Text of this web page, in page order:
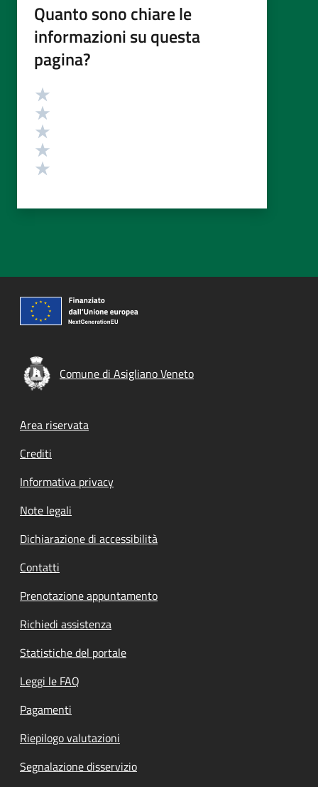
Quanto sono chiare le
informazioni su questa
pagina?
Valutazione
Comune di Asigliano Veneto
Footer menu
Area riservata
Crediti
Informativa privacy
Note legali
Dichiarazione di accessibilità
Contatti
Prenotazione appuntamento
Richiedi assistenza
Statistiche del portale
Leggi le FAQ
Pagamenti
Riepilogo valutazioni
Segnalazione disservizio